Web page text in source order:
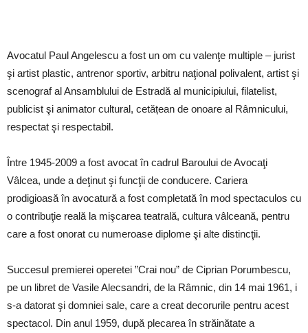
Avocatul Paul Angelescu a fost un om cu valenţe multiple – jurist
şi artist plastic, antrenor sportiv, arbitru naţional polivalent, artist şi
scenograf al Ansamblului de Estradă al municipiului, filatelist,
publicist şi animator cultural, cetățean de onoare al Râmnicului,
respectat şi respectabil.
Între 1945-2009 a fost avocat în cadrul Baroului de Avocaţi
Vâlcea, unde a deţinut şi funcţii de conducere. Cariera
prodigioasă în avocatură a fost completată în mod spectaculos cu
o contribuţie reală la mişcarea teatrală, cultura vâlceană, pentru
care a fost onorat cu numeroase diplome şi alte distincţii.
Succesul premierei operetei ”Crai nou” de Ciprian Porumbescu,
pe un libret de Vasile Alecsandri, de la Râmnic, din 14 mai 1961, i
s-a datorat şi domniei sale, care a creat decorurile pentru acest
spectacol. Din anul 1959, după plecarea în străinătate a